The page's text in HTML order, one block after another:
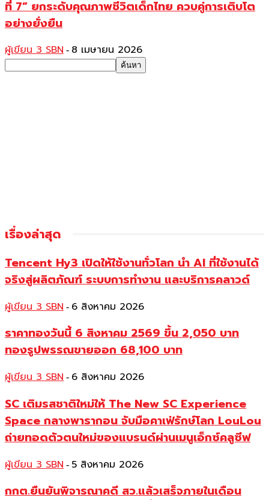
ที่ 7” ยกระดับคุณภาพชีวิตเด็กไทย ควบคู่การเติบโต
อย่างยั่งยืน
ผู้เขียน 3 SBN - 8 เมษายน 2026
เรื่องล่าสุด
Tencent Hy3 เปิดให้ใช้งานทั่วโลก นำ AI ที่ใช้งานได้
จริงสู่ผลิตภัณฑ์ ระบบการทำงาน และบริการคลาวด์
ผู้เขียน 3 SBN - 6 สิงหาคม 2026
ราคาทองวันนี้ 6 สิงหาคม 2569 ขึ้น 2,050 บาท
ทองรูปพรรณขายออก 68,100 บาท
ผู้เขียน 3 SBN - 6 สิงหาคม 2026
SC เติมรสชาติใหม่ให้ The New SC Experience
Space กลางพารากอน จับมือคาเฟ่รักษ์โลก LouLou
ถ่ายทอดตัวตนใหม่ของแบรนด์ผ่านเมนูเอ็กซ์คลูซีฟ
ผู้เขียน 3 SBN - 5 สิงหาคม 2026
กกต.ยืนยันพิจารณาคดี สว.แล้วเสร็จภายในเดือน